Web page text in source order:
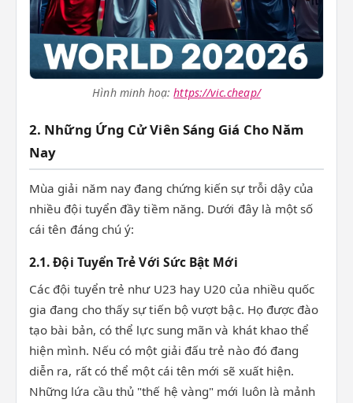
Hình minh hoạ:https://vic.cheap/
2. Những Ứng Cử Viên Sáng Giá Cho Năm
Nay
Mùa giải năm nay đang chứng kiến sự trỗi dậy của
nhiều đội tuyển đầy tiềm năng. Dưới đây là một số
cái tên đáng chú ý:
2.1. Đội Tuyển Trẻ Với Sức Bật Mới
Các đội tuyển trẻ như U23 hay U20 của nhiều quốc
gia đang cho thấy sự tiến bộ vượt bậc. Họ được đào
tạo bài bản, có thể lực sung mãn và khát khao thể
hiện mình. Nếu có một giải đấu trẻ nào đó đang
diễn ra, rất có thể một cái tên mới sẽ xuất hiện.
Những lứa cầu thủ "thế hệ vàng" mới luôn là mảnh